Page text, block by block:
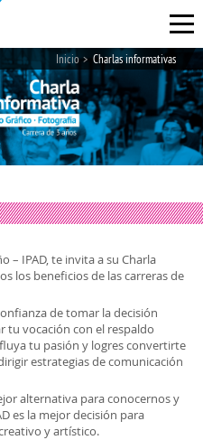
Inicio Charlas informativas
– IPAD, te invita a su Charla
los beneficios de las carreras de
de tomar la decisión
tu vocación con el respaldo
tu pasión y logres convertirte
estrategias de comunicación
alternativa para conocernos y
es la mejor decisión para
y artístico.